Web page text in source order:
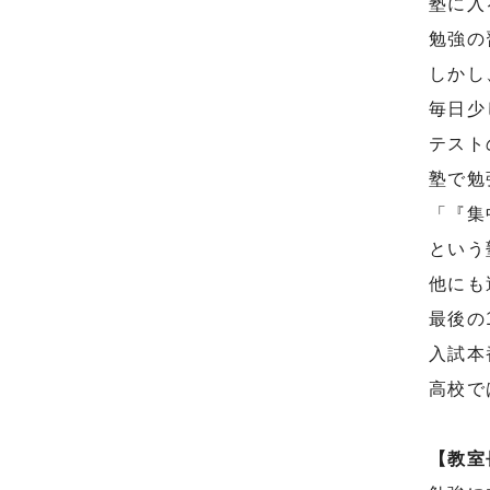
塾に入
勉強の
しか
毎日少
テス
塾で勉
「『
とい
他にも
最後の
入試
高校で
【教